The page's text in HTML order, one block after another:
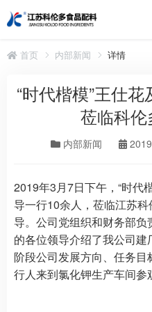
首页 内部新闻 详情
“时代楷模”王仕
莅临科
内部新闻
2019年3月7日下午，“时代
导一行10余人，莅临江苏
导。公司党组织和财务部
的各位领导介绍了我公司
阶段公司发展方向、任务
行人来到氯化钾生产车间参